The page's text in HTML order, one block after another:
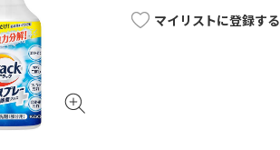
マイリストに登録する